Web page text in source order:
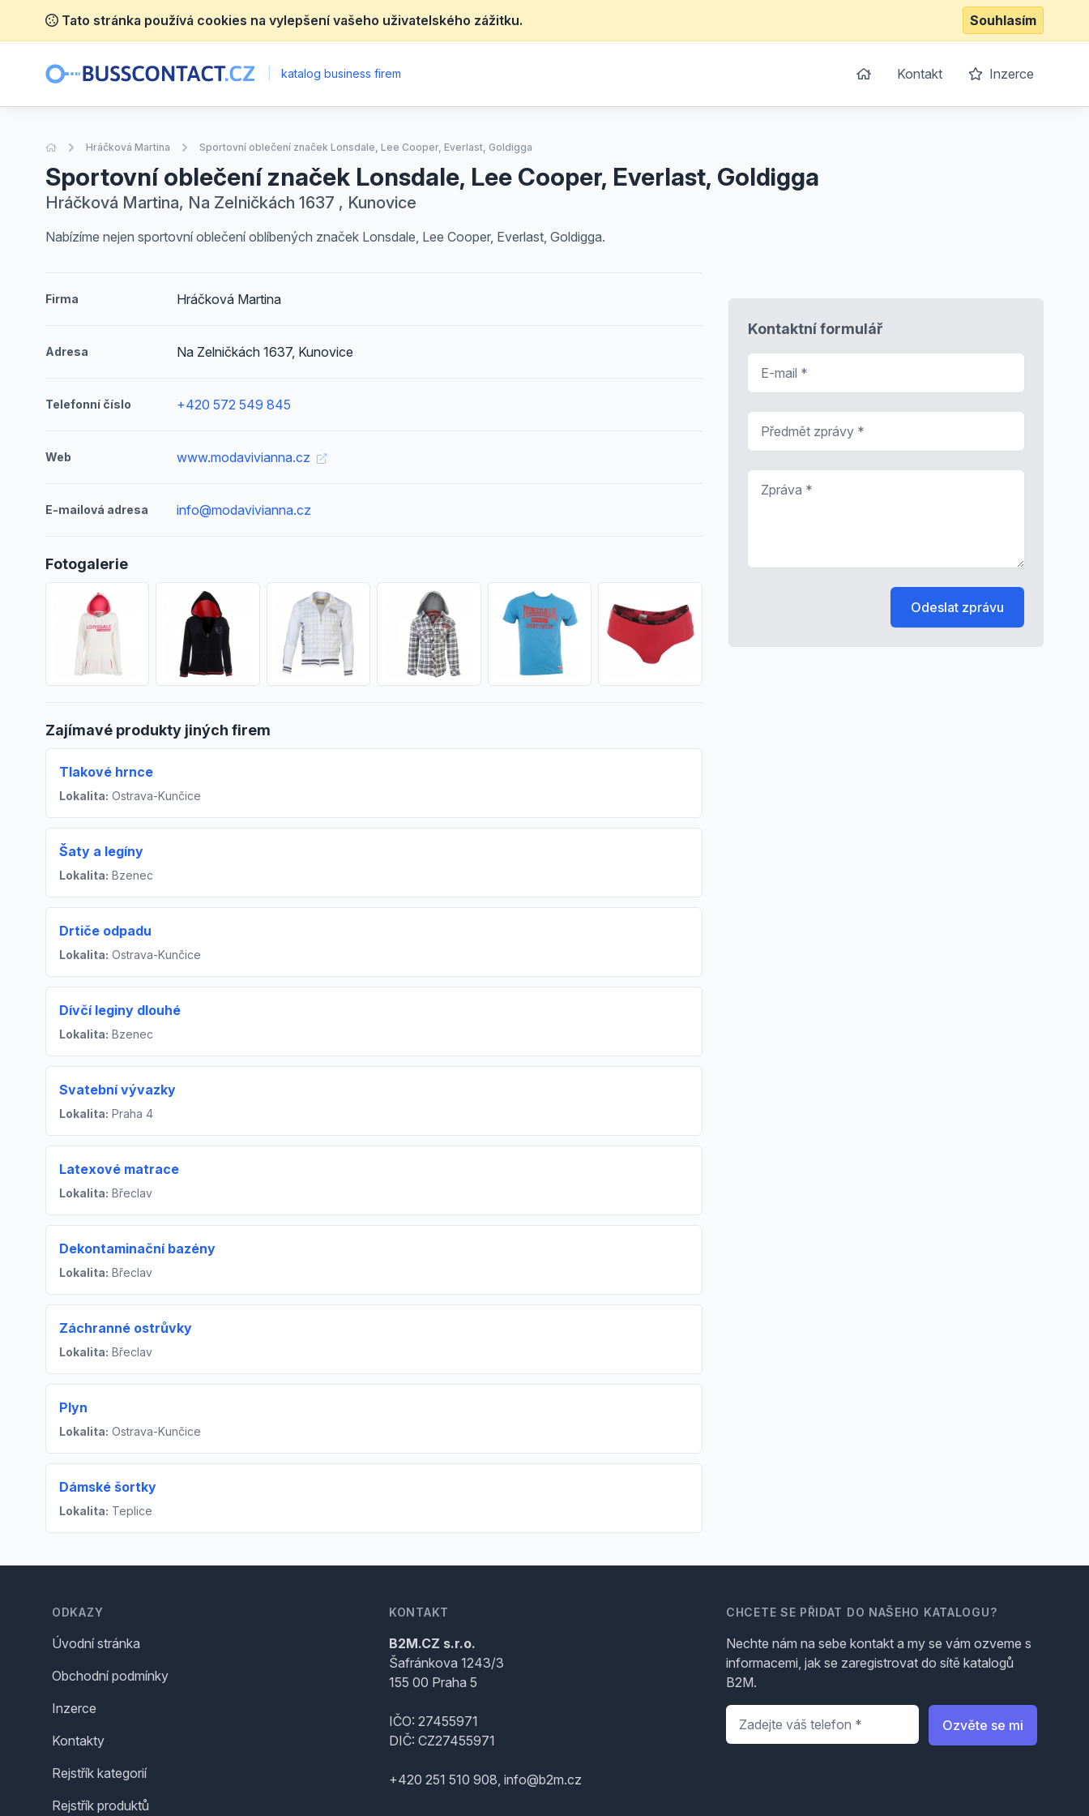
Tato stránka používá cookies na vylepšení vašeho uživatelského zážitku. Souhlasím
katalog business firem Kontakt Inzerce
Úvodní stránka
Hráčková Martina Sportovní oblečení značek Lonsdale, Lee Cooper, Everlast, Goldigga
Sportovní oblečení značek Lonsdale, Lee Cooper, Everlast, Goldigga
Hráčková Martina, Na Zelničkách 1637 , Kunovice
Nabízíme nejen sportovní oblečení oblíbených značek Lonsdale, Lee Cooper, Everlast, Goldigga.
Firma Hráčková Martina
Adresa Na Zelničkách 1637, Kunovice
Telefonní číslo +420 572 549 845
Web www.modavivianna.cz
E-mailová adresa info@modavivianna.cz
Fotogalerie
Zajímavé produkty jiných firem
Tlakové hrnce
Lokalita: Ostrava-Kunčice
Šaty a legíny
Lokalita: Bzenec
Drtiče odpadu
Lokalita: Ostrava-Kunčice
Dívčí leginy dlouhé
Lokalita: Bzenec
Svatební vývazky
Lokalita: Praha 4
Latexové matrace
Lokalita: Břeclav
Dekontaminační bazény
Lokalita: Břeclav
Záchranné ostrůvky
Lokalita: Břeclav
Plyn
Lokalita: Ostrava-Kunčice
Dámské šortky
Lokalita: Teplice
Kontaktní formulář
Odeslat zprávu
ODKAZY
Úvodní stránka
Obchodní podmínky
Inzerce
Kontakty
Rejstřík kategorií
Rejstřík produktů
KONTAKT
B2M.CZ s.r.o.
Šafránkova 1243/3
155 00 Praha 5
IČO: 27455971
DIČ: CZ27455971
+420 251 510 908, info@b2m.cz
CHCETE SE PŘIDAT DO NAŠEHO KATALOGU?
Nechte nám na sebe kontakt a my se vám ozveme s
informacemi, jak se zaregistrovat do sítě katalogů
B2M.
Telefon
Ozvěte se mi